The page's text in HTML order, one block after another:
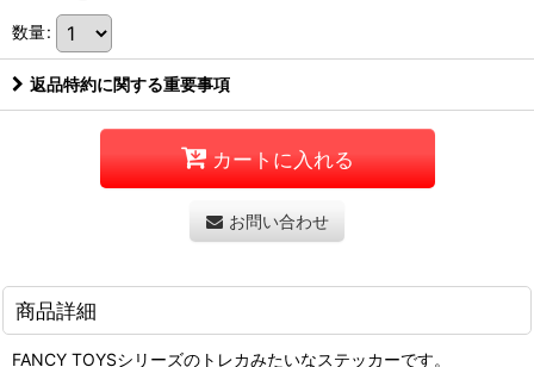
数量:
返品特約に関する重要事項
カートに入れる
お問い合わせ
商品詳細
FANCY TOYSシリーズのトレカみたいなステッカーです。